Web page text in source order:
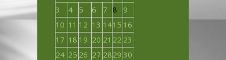
3
4 5 6 7 8
9
10 11 12 13 1415 16
17 18 19 20 21 22 23
24 25 26 27 2829 30